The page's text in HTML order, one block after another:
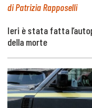
di Patrizia Rapposelli
Ieri è stata fatta
della morte